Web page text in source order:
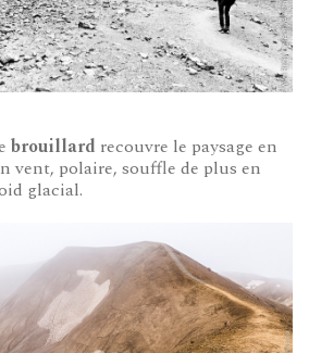
brouillard recouvre le paysage en
vent, polaire, souffle de plus en
glacial.